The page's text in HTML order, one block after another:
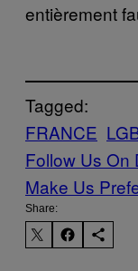
entièrement
Tagged:
FRANCE
Follow Us On
Make Us
Share: